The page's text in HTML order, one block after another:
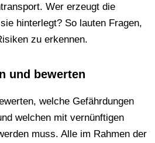
Wer erzeugt die
hinterlegt? So lauten Fragen,
zu erkennen.
und bewerten
welche Gefährdungen
welchen mit vernünftigen
muss. Alle im Rahmen der